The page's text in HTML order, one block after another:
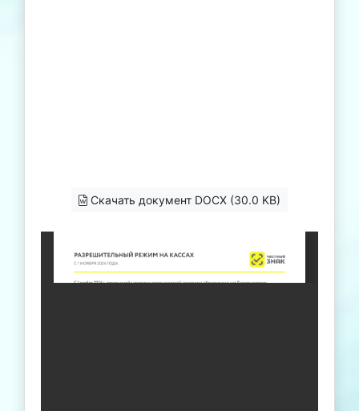
Скачать документ DOCX (30.0 KB)